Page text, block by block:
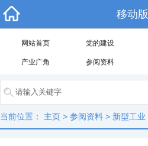
移动版
网站首页 党的建设
产业广角 参阅资料
当前位置： 主页 > 参阅资料 > 新型工业